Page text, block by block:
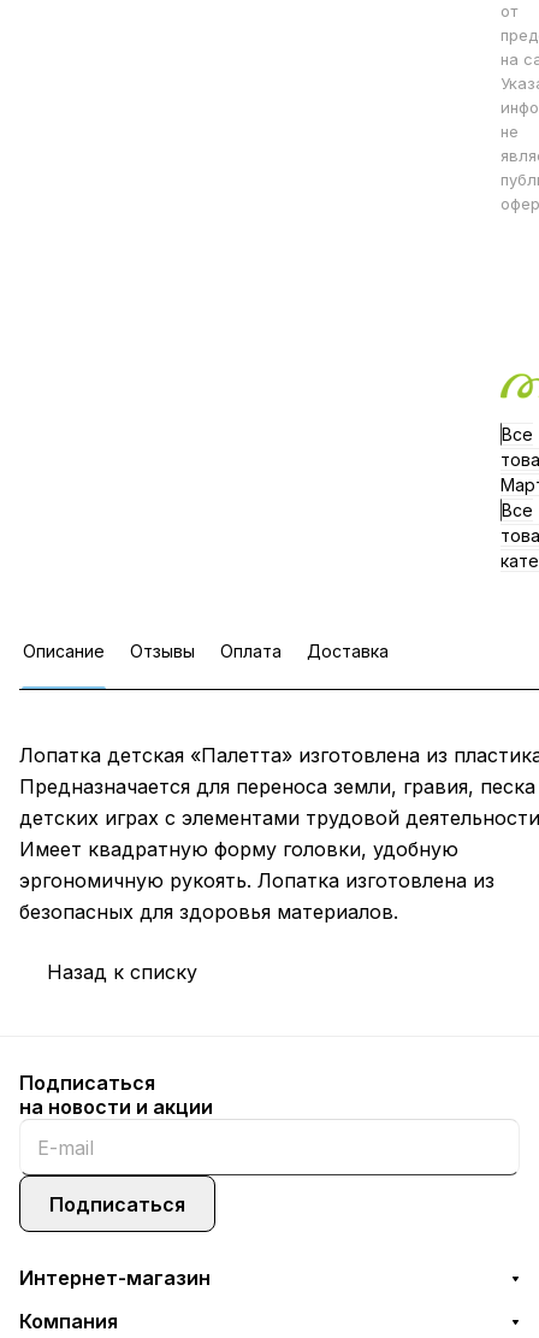
от
на
не
Все
Все
Описание Отзывы Оплата Доставка
Лопатка детская «Палетта» изготовлена из
Предназначается для переноса земли, гравия,
детских играх с элементами трудовой
Имеет квадратную форму головки, удобную
эргономичную рукоять. Лопатка изготовлена из
безопасных для здоровья материалов.
Назад к списку
Подписаться
на новости и акции
Подписаться
Интернет-магазин
Компания